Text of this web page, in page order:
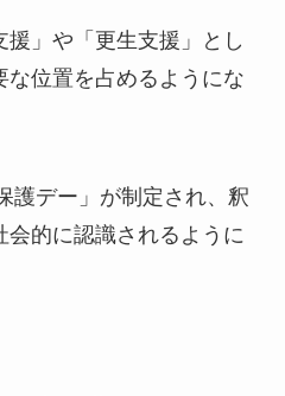
」や「更生支援」とし
な位置を占めるようにな
護デー」が制定され、釈
会的に認識されるように